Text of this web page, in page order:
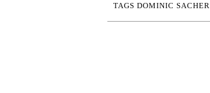
TAGSDOMINIC SACHER